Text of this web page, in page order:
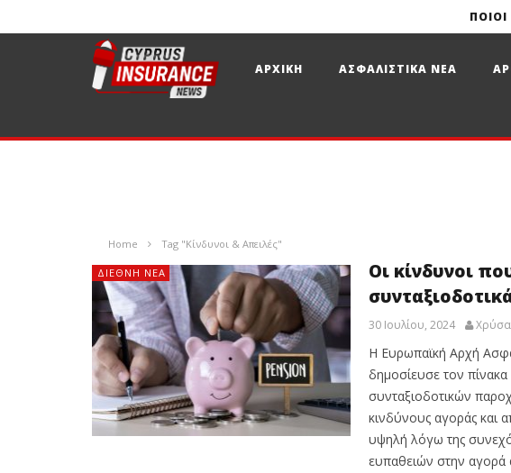
ΑΡΧΙΚΗ ΑΣΦΑΛΙΣΤΙΚΑ ΝΕΑ
Home Tag "Κίνδυνοι & Απειλές"
ΔΙΕΘΝΉ ΝΈΑ
Οι κίνδυνοι
30 Ιουλίου, 2024
Η Ευρωπαϊκή Αρχή
δημοσίευσε τον
συνταξιοδοτικών
κινδύνους αγοράς και
υψηλή λόγω της
ευπαθειών στην αγορά